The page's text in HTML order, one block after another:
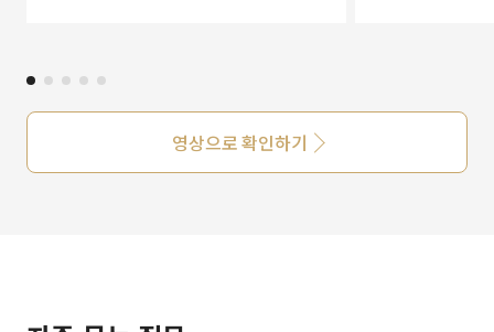
영상으로 확인하기